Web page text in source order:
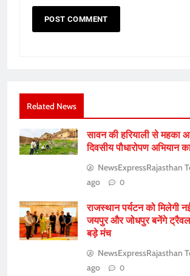
Related News
सावन की हरियाली से महका
दिवसीय पौधारोपण अभियान
NewsExpressRajasthan
ago
0
राजस्थान पर्यटन को मिलेगी
जयपुर और जोधपुर बनेंगे
बड़े मंच
NewsExpressRajasthan
ago
0